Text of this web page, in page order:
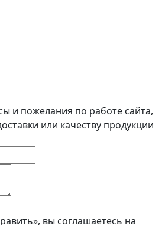
и пожелания по работе сайта,
или качеству продукции
вы соглашаетесь на